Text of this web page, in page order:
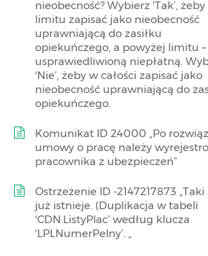
nieobecność? Wybierz 'Tak’,
limitu zapisać jako nieobecność
uprawniającą do zasiłku
opiekuńczego, a powyżej limitu
usprawiedliwioną niepłatną.
'Nie’, żeby w całości zapisać jako
nieobecność uprawniającą do
opiekuńczego.
Komunikat ID 24000 „Po
umowy o pracę należy
pracownika z ubezpieczeń”
Ostrzeżenie ID -2147217873 „Taki
już istnieje. (Duplikacja w tabeli
'CDN.ListyPlac’ według klucza
'LPLNumerPelny’. „